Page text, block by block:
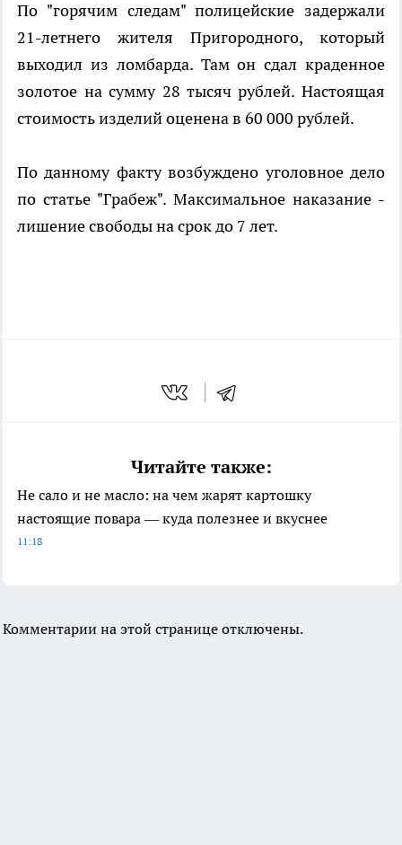
По "горячим следам" полицейские задержали
21-летнего жителя Пригородного, который
выходил из ломбарда. Там он сдал краденное
золотое на сумму 28 тысяч рублей. Настоящая
стоимость изделий оценена в 60 000 рублей.
По данному факту возбуждено уголовное дело
по статье "Грабеж". Максимальное наказание -
лишение свободы на срок до 7 лет.
Читайте также:
Не сало и не масло: на чем жарят картошку
настоящие повара — куда полезнее и вкуснее
11:18
Комментарии на этой странице отключены.